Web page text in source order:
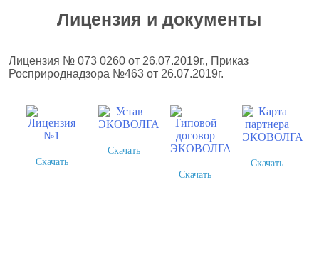
Лицензия и документы
Лицензия № 073 0260 от 26.07.2019г., Приказ
Росприроднадзора №463 от 26.07.2019г.
Скачать
Скачать
Скачать
Скачать